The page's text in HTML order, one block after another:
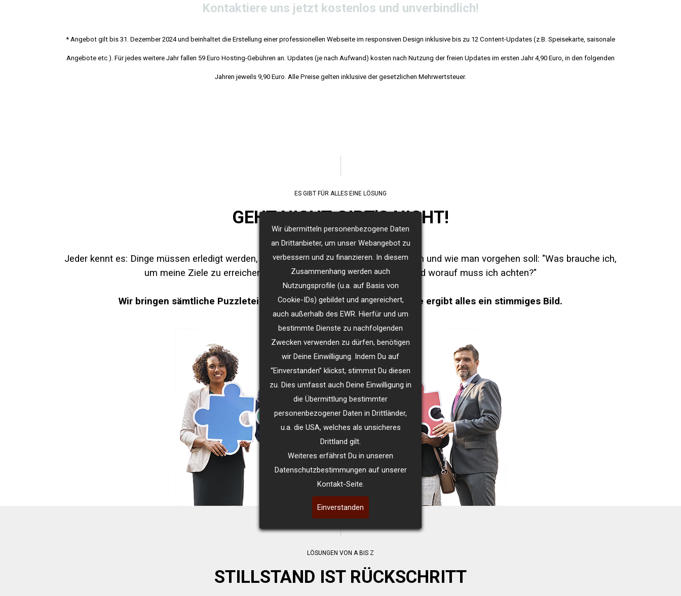
Kontaktiere uns jetzt kostenlos und unverbindlich!
* Angebot gilt bis 31. Dezember 2024 und beinhaltet die Erstellung einer professionellen Webseite im responsiven Design inklusive bis zu 12 Content-Updates (z.B. Speisekarte, saisonale
Angebote etc.). Für jedes weitere Jahr fallen 59 Euro Hosting-Gebühren an. Updates (je nach Aufwand) kosten nach Nutzung der freien Updates im ersten Jahr 4,90 Euro, in den folgenden
Jahren jeweils 9,90 Euro. Alle Preise gelten inklusive der gesetzlichen Mehrwertsteuer.
ES GIBT FÜR ALLES EINE LÖSUNG
GEHT NICHT GIBT'S NICHT!
Jeder kennt es: Dinge müssen erledigt werden, aber man weiß nicht, wo man anfangen und wie man vorgehen soll: "Was brauche ich,
um meine Ziele zu erreichen und meine Aufgaben zu erledigen? Und worauf muss ich achten?"
Wir bringen sämtliche Puzzleteile an die richtige Stelle, und am Ende ergibt alles ein stimmiges Bild.
LÖSUNGEN VON A BIS Z
STILLSTAND IST RÜCKSCHRITT
Wir übermitteln personenbezogene Daten
an Drittanbieter, um unser Webangebot zu
verbessern und zu finanzieren. In diesem
Zusammenhang werden auch
Nutzungsprofile (u.a. auf Basis von
Cookie-IDs) gebildet und angereichert,
auch außerhalb des EWR. Hierfür und um
bestimmte Dienste zu nachfolgenden
Zwecken verwenden zu dürfen, benötigen
wir Deine Einwilligung. Indem Du auf
“Einverstanden” klickst, stimmst Du diesen
zu. Dies umfasst auch Deine Einwilligung in
die Übermittlung bestimmter
personenbezogener Daten in Drittländer,
u.a. die USA, welches als unsicheres
Drittland gilt.
Weiteres erfährst Du in unseren
Datenschutzbestimmungen auf unserer
Kontakt-Seite.
Einverstanden